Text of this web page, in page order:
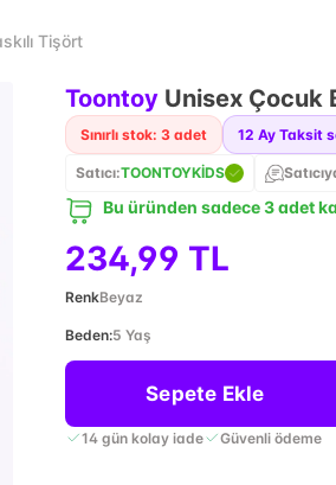
Tişört
Toontoy Unisex Çocuk
Sınırlı stok: 3 adet 12 Ay Taksit
Satıcı:TOONTOYKİDS
Bu üründen sadece 3 adet
234,99 TL
RenkBeyaz
Beden:5 Yaş
Sepete Ekle
14 gün kolay iade Güvenli ödeme